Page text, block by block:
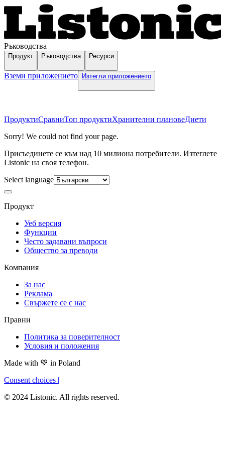
Ръководства
Продукт Ръководства Ресурси
Вземи приложението Изтегли приложението
ПродуктиСравниТоп продуктиХранителни плановеДиети
Sorry! We could not find your page.
Присъединете се към над 10 милиона потребители. Изтеглете
Listonic на своя телефон.
Select language
Продукт
Уеб версия
Функции
Често задавани въпроси
Общество за преводи
Компания
За нас
Реклама
Свържете се с нас
Правни
Политика за поверителност
Условия и положения
Made with 💚 in Poland
Consent choices
© 2024 Listonic. All rights reserved.